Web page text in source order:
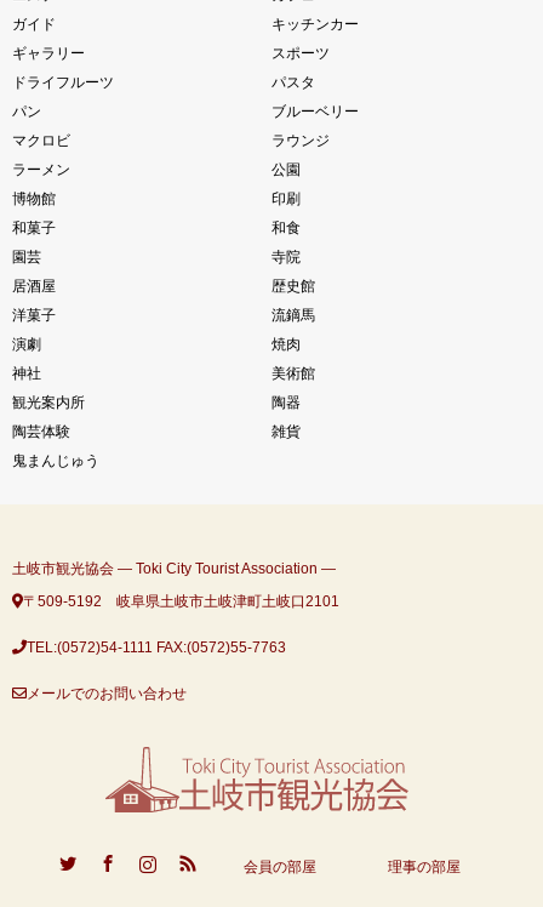
ガイド
キッチンカー
ギャラリー
スポーツ
ドライフルーツ
パスタ
パン
ブルーベリー
マクロビ
ラウンジ
ラーメン
公園
博物館
印刷
和菓子
和食
園芸
寺院
居酒屋
歴史館
洋菓子
流鏑馬
演劇
焼肉
神社
美術館
観光案内所
陶器
陶芸体験
雑貨
鬼まんじゅう
土岐市観光協会 ― Toki City Tourist Association ―
〒509-5192 岐阜県土岐市土岐津町土岐口2101
TEL:(0572)54-1111 FAX:(0572)55-7763
メールでのお問い合わせ
RSS 会員の部屋 理事の部屋